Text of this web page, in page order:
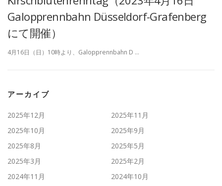
Galopprennbahn Düsseldorf-Grafenberg
にて開催）
4月16日（日）10時より、Galopprennbahn D …
アーカイブ
2025年12月
2025年11月
2025年10月
2025年9月
2025年8月
2025年5月
2025年3月
2025年2月
2024年11月
2024年10月